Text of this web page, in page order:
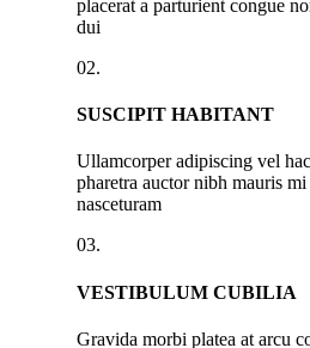
placerat a parturient congue
dui
02.
SUSCIPIT HABITANT
Ullamcorper adipiscing vel
pharetra auctor nibh mauris
nasceturam
03.
VESTIBULUM CUBILIA
Gravida morbi platea at arcu